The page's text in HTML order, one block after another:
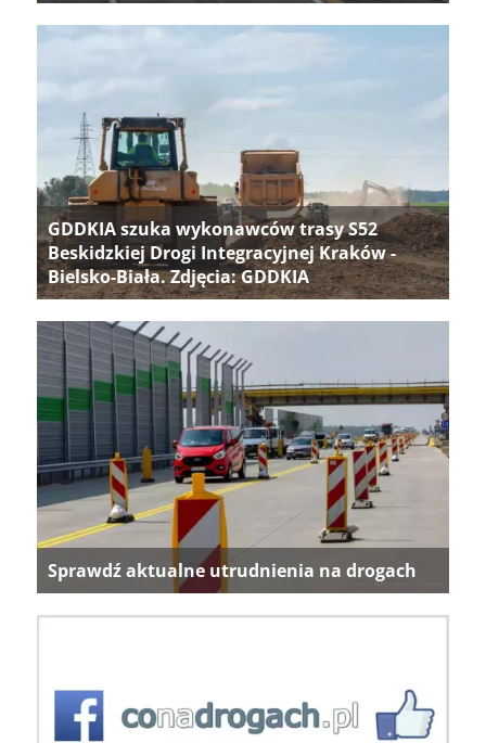
GDDKIA szuka wykonawców trasy S52
Beskidzkiej Drogi Integracyjnej Kraków -
Bielsko-Biała. Zdjęcia: GDDKIA
Sprawdź aktualne utrudnienia na drogach